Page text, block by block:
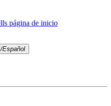
página de inicio
Español